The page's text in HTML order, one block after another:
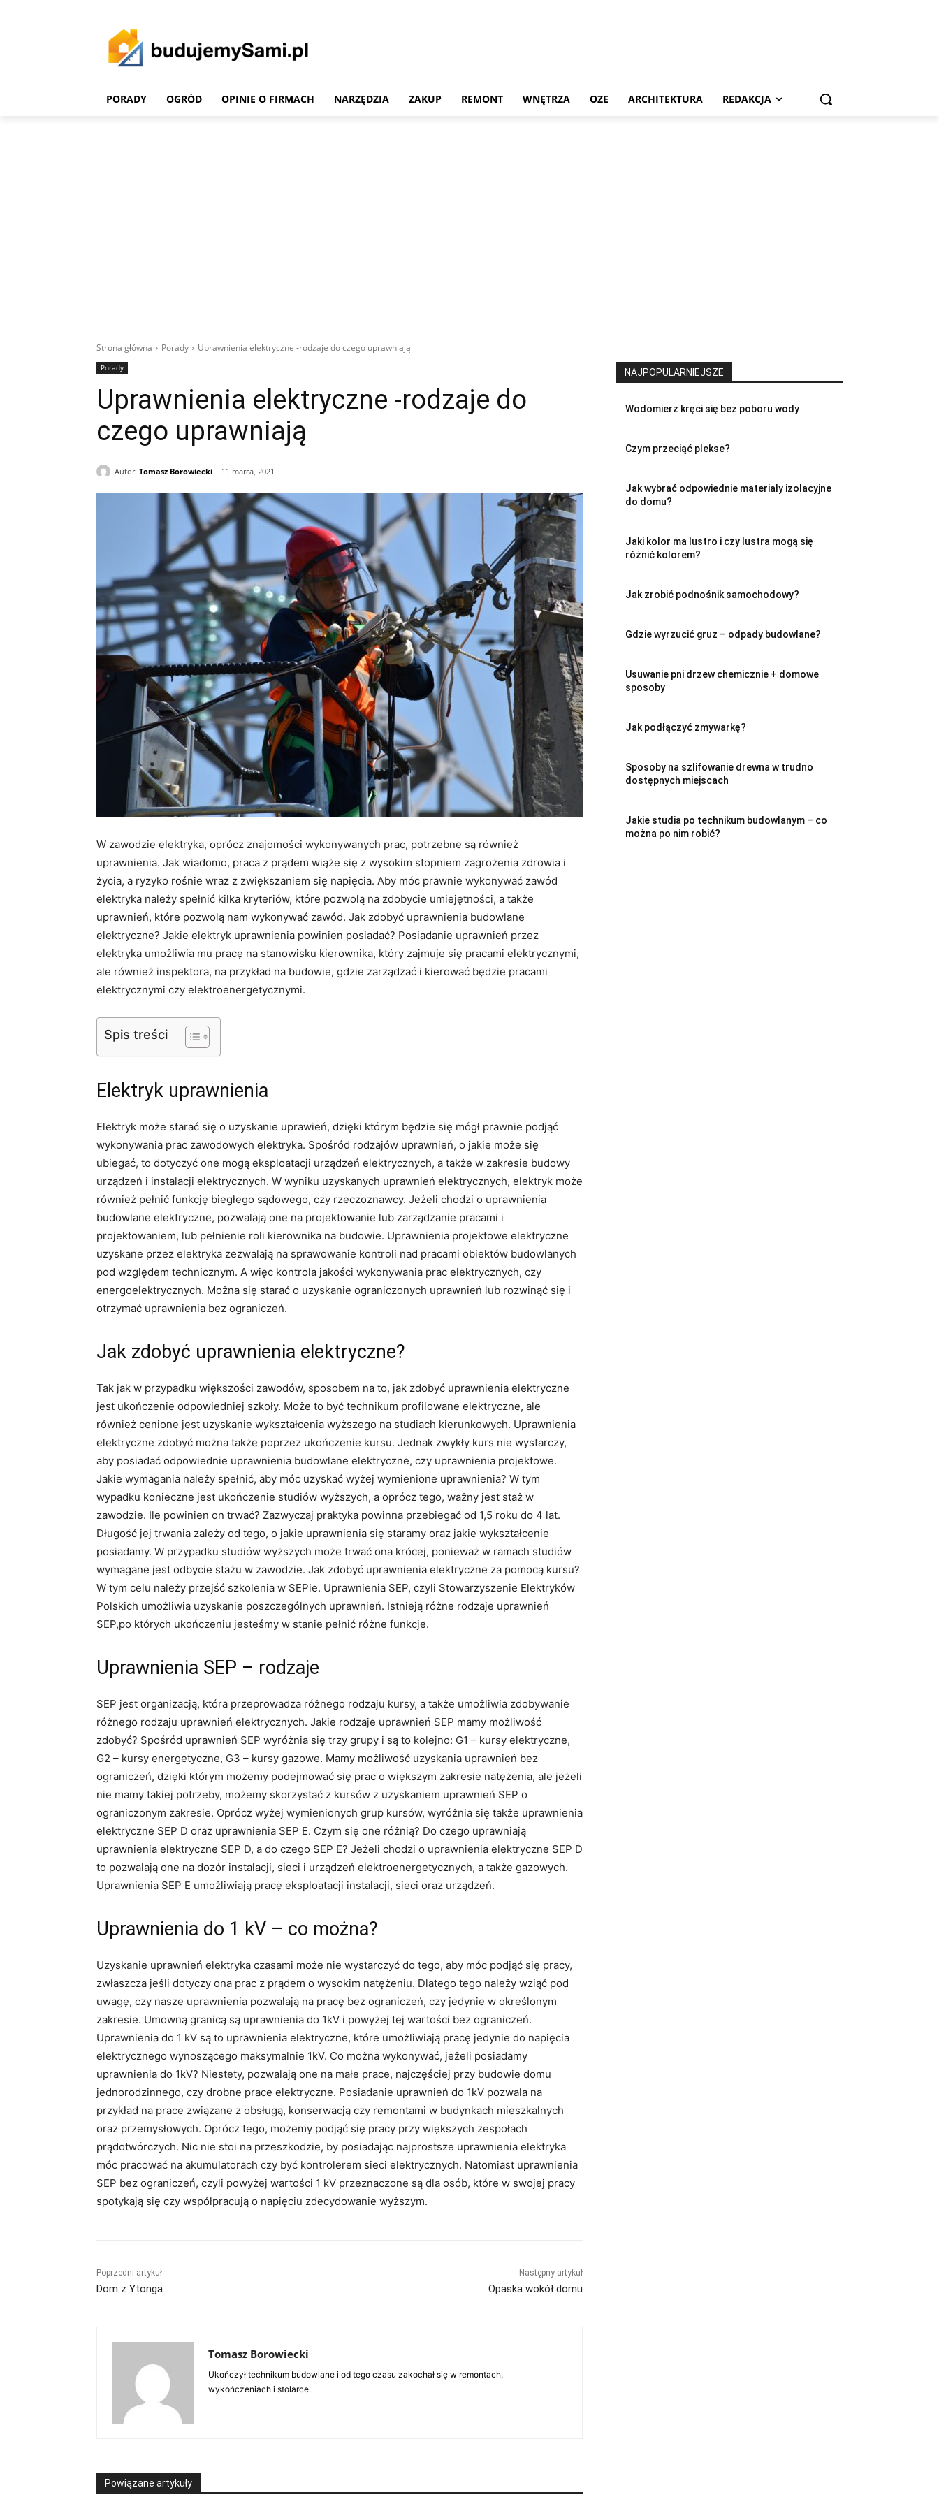
PORADY OGRÓD OPINIE O FIRMACH NARZĘDZIA ZAKUP REMONT WNĘTRZA OZE ARCHITEKTURA REDAKCJA
Strona główna Porady Uprawnienia elektryczne -rodzaje do czego uprawniają
Porady
Uprawnienia elektryczne -rodzaje do
czego uprawniają
Autor: Tomasz Borowiecki 11 marca, 2021
W zawodzie elektryka, oprócz znajomości wykonywanych prac, potrzebne są również
uprawnienia. Jak wiadomo, praca z prądem wiąże się z wysokim stopniem zagrożenia zdrowia i
życia, a ryzyko rośnie wraz z zwiększaniem się napięcia. Aby móc prawnie wykonywać zawód
elektryka należy spełnić kilka kryteriów, które pozwolą na zdobycie umiejętności, a także
uprawnień, które pozwolą nam wykonywać zawód. Jak zdobyć uprawnienia budowlane
elektryczne? Jakie elektryk uprawnienia powinien posiadać? Posiadanie uprawnień przez
elektryka umożliwia mu pracę na stanowisku kierownika, który zajmuje się pracami elektrycznymi,
ale również inspektora, na przykład na budowie, gdzie zarządzać i kierować będzie pracami
elektrycznymi czy elektroenergetycznymi.
Spis treści
Elektryk uprawnienia
Elektryk może starać się o uzyskanie uprawień, dzięki którym będzie się mógł prawnie podjąć
wykonywania prac zawodowych elektryka. Spośród rodzajów uprawnień, o jakie może się
ubiegać, to dotyczyć one mogą eksploatacji urządzeń elektrycznych, a także w zakresie budowy
urządzeń i instalacji elektrycznych. W wyniku uzyskanych uprawnień elektrycznych, elektryk może
również pełnić funkcję biegłego sądowego, czy rzeczoznawcy. Jeżeli chodzi o uprawnienia
budowlane elektryczne, pozwalają one na projektowanie lub zarządzanie pracami i
projektowaniem, lub pełnienie roli kierownika na budowie. Uprawnienia projektowe elektryczne
uzyskane przez elektryka zezwalają na sprawowanie kontroli nad pracami obiektów budowlanych
pod względem technicznym. A więc kontrola jakości wykonywania prac elektrycznych, czy
energoelektrycznych. Można się starać o uzyskanie ograniczonych uprawnień lub rozwinąć się i
otrzymać uprawnienia bez ograniczeń.
Jak zdobyć uprawnienia elektryczne?
Tak jak w przypadku większości zawodów, sposobem na to, jak zdobyć uprawnienia elektryczne
jest ukończenie odpowiedniej szkoły. Może to być technikum profilowane elektryczne, ale
również cenione jest uzyskanie wykształcenia wyższego na studiach kierunkowych. Uprawnienia
elektryczne zdobyć można także poprzez ukończenie kursu. Jednak zwykły kurs nie wystarczy,
aby posiadać odpowiednie uprawnienia budowlane elektryczne, czy uprawnienia projektowe.
Jakie wymagania należy spełnić, aby móc uzyskać wyżej wymienione uprawnienia? W tym
wypadku konieczne jest ukończenie studiów wyższych, a oprócz tego, ważny jest staż w
zawodzie. Ile powinien on trwać? Zazwyczaj praktyka powinna przebiegać od 1,5 roku do 4 lat.
Długość jej trwania zależy od tego, o jakie uprawnienia się staramy oraz jakie wykształcenie
posiadamy. W przypadku studiów wyższych może trwać ona krócej, ponieważ w ramach studiów
wymagane jest odbycie stażu w zawodzie. Jak zdobyć uprawnienia elektryczne za pomocą kursu?
W tym celu należy przejść szkolenia w SEPie. Uprawnienia SEP, czyli Stowarzyszenie Elektryków
Polskich umożliwia uzyskanie poszczególnych uprawnień. Istnieją różne rodzaje uprawnień
SEP,po których ukończeniu jesteśmy w stanie pełnić różne funkcje.
Uprawnienia SEP – rodzaje
SEP jest organizacją, która przeprowadza różnego rodzaju kursy, a także umożliwia zdobywanie
różnego rodzaju uprawnień elektrycznych. Jakie rodzaje uprawnień SEP mamy możliwość
zdobyć? Spośród uprawnień SEP wyróżnia się trzy grupy i są to kolejno: G1 – kursy elektryczne,
G2 – kursy energetyczne, G3 – kursy gazowe. Mamy możliwość uzyskania uprawnień bez
ograniczeń, dzięki którym możemy podejmować się prac o większym zakresie natężenia, ale jeżeli
nie mamy takiej potrzeby, możemy skorzystać z kursów z uzyskaniem uprawnień SEP o
ograniczonym zakresie. Oprócz wyżej wymienionych grup kursów, wyróżnia się także uprawnienia
elektryczne SEP D oraz uprawnienia SEP E. Czym się one różnią? Do czego uprawniają
uprawnienia elektryczne SEP D, a do czego SEP E? Jeżeli chodzi o uprawnienia elektryczne SEP D
to pozwalają one na dozór instalacji, sieci i urządzeń elektroenergetycznych, a także gazowych.
Uprawnienia SEP E umożliwiają pracę eksploatacji instalacji, sieci oraz urządzeń.
Uprawnienia do 1 kV – co można?
Uzyskanie uprawnień elektryka czasami może nie wystarczyć do tego, aby móc podjąć się pracy,
zwłaszcza jeśli dotyczy ona prac z prądem o wysokim natężeniu. Dlatego tego należy wziąć pod
uwagę, czy nasze uprawnienia pozwalają na pracę bez ograniczeń, czy jedynie w określonym
zakresie. Umowną granicą są uprawnienia do 1kV i powyżej tej wartości bez ograniczeń.
Uprawnienia do 1 kV są to uprawnienia elektryczne, które umożliwiają pracę jedynie do napięcia
elektrycznego wynoszącego maksymalnie 1kV. Co można wykonywać, jeżeli posiadamy
uprawnienia do 1kV? Niestety, pozwalają one na małe prace, najczęściej przy budowie domu
jednorodzinnego, czy drobne prace elektryczne. Posiadanie uprawnień do 1kV pozwala na
przykład na prace związane z obsługą, konserwacją czy remontami w budynkach mieszkalnych
oraz przemysłowych. Oprócz tego, możemy podjąć się pracy przy większych zespołach
prądotwórczych. Nic nie stoi na przeszkodzie, by posiadając najprostsze uprawnienia elektryka
móc pracować na akumulatorach czy być kontrolerem sieci elektrycznych. Natomiast uprawnienia
SEP bez ograniczeń, czyli powyżej wartości 1 kV przeznaczone są dla osób, które w swojej pracy
spotykają się czy współpracują o napięciu zdecydowanie wyższym.
Poprzedni artykuł
Dom z Ytonga
Następny artykuł
Opaska wokół domu
Tomasz Borowiecki
Ukończył technikum budowlane i od tego czasu zakochał się w remontach,
wykończeniach i stolarce.
Powiązane artykuły
NAJPOPULARNIEJSZE
Wodomierz kręci się bez poboru wody
Czym przeciąć plekse?
Jak wybrać odpowiednie materiały izolacyjne
do domu?
Jaki kolor ma lustro i czy lustra mogą się
różnić kolorem?
Jak zrobić podnośnik samochodowy?
Gdzie wyrzucić gruz – odpady budowlane?
Usuwanie pni drzew chemicznie + domowe
sposoby
Jak podłączyć zmywarkę?
Sposoby na szlifowanie drewna w trudno
dostępnych miejscach
Jakie studia po technikum budowlanym – co
można po nim robić?